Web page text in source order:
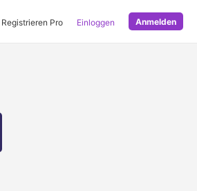
Registrieren Pro Einloggen Anmelden